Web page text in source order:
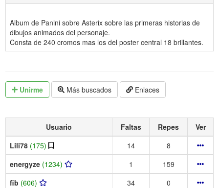
Album de Panini sobre Asterix sobre las primeras historias de
dibujos animados del personaje.
Consta de 240 cromos mas los del poster central 18 brillantes.
Unirme Más buscados Enlaces
Usuario Faltas Repes
Ver
Lili78 (175) 14
8
energyze (1234) 1
159
fib (606) 34
0